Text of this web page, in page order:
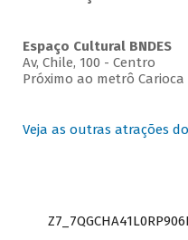
Espaço Cultural BNDES
Av, Chile, 100 - Centro
Próximo ao metrô Carioca
Veja as outras atrações